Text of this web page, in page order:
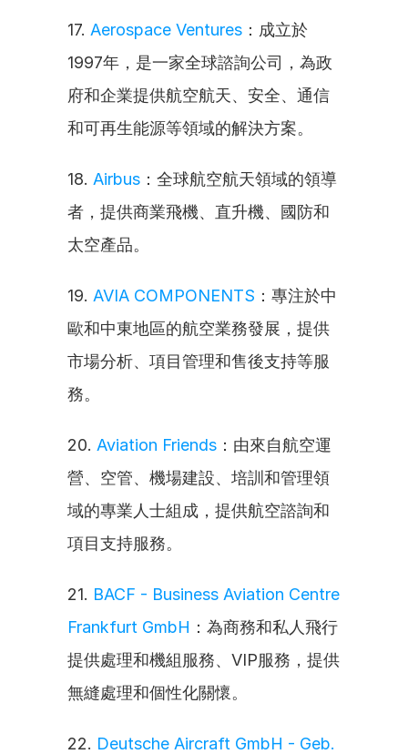
17. Aerospace Ventures ：成立於
1997年，是一家全球諮詢公司，為政
府和企業提供航空航天、安全、通信
和可再生能源等領域的解決方案。
18. Airbus ：全球航空航天領域的領導
者，提供商業飛機、直升機、國防和
太空產品。
19. AVIA COMPONENTS ：專注於中
歐和中東地區的航空業務發展，提供
市場分析、項目管理和售後支持等服
務。
20. Aviation Friends ：由來自航空運
營、空管、機場建設、培訓和管理領
域的專業人士組成，提供航空諮詢和
項目支持服務。
21. BACF - Business Aviation Centre
Frankfurt GmbH ：為商務和私人飛行
提供處理和機組服務、VIP服務，提供
無縫處理和個性化關懷。
22. Deutsche Aircraft GmbH - Geb.